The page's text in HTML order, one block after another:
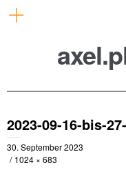
2023-09-16-bis-
30. September 2023
1024 × 683